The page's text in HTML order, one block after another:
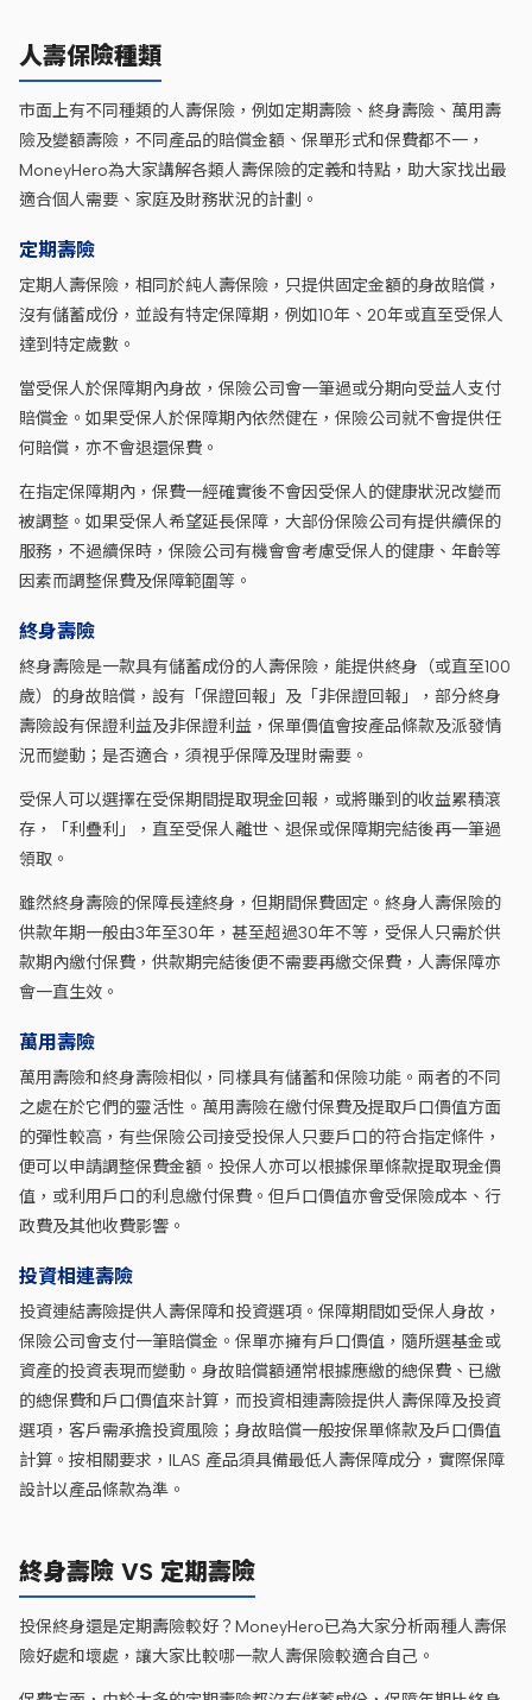
人壽保險種類
市面上有不同種類的人壽保險，例如定期壽險、終身壽險、萬用壽
險及變額壽險，不同產品的賠償金額、保單形式和保費都不一，
MoneyHero為大家講解各類人壽保險的定義和特點，助大家找出最
適合個人需要、家庭及財務狀況的計劃。
定期壽險
定期人壽保險，相同於純人壽保險，只提供固定金額的身故賠償，
沒有儲蓄成份，並設有特定保障期，例如10年、20年或直至受保人
達到特定歲數。
當受保人於保障期內身故，保險公司會一筆過或分期向受益人支付
賠償金。如果受保人於保障期內依然健在，保險公司就不會提供任
何賠償，亦不會退還保費。
在指定保障期內，保費一經確實後不會因受保人的健康狀況改變而
被調整。如果受保人希望延長保障，大部份保險公司有提供續保的
服務，不過續保時，保險公司有機會會考慮受保人的健康、年齡等
因素而調整保費及保障範圍等。
終身壽險
終身壽險是一款具有儲蓄成份的人壽保險，能提供終身（或直至100
歲）的身故賠償，設有「保證回報」及「非保證回報」，部分終身
壽險設有保證利益及非保證利益，保單價值會按產品條款及派發情
況而變動；是否適合，須視乎保障及理財需要。
受保人可以選擇在受保期間提取現金回報，或將賺到的收益累積滾
存，「利疊利」，直至受保人離世、退保或保障期完結後再一筆過
領取。
雖然終身壽險的保障長達終身，但期間保費固定。終身人壽保險的
供款年期一般由3年至30年，甚至超過30年不等，受保人只需於供
款期內繳付保費，供款期完結後便不需要再繳交保費，人壽保障亦
會一直生效。
萬用壽險
萬用壽險和終身壽險相似，同樣具有儲蓄和保險功能。兩者的不同
之處在於它們的靈活性。萬用壽險在繳付保費及提取戶口價值方面
的彈性較高，有些保險公司接受投保人只要戶口的符合指定條件，
便可以申請調整保費金額。投保人亦可以根據保單條款提取現金價
值，或利用戶口的利息繳付保費。但戶口價值亦會受保險成本、行
政費及其他收費影響。
投資相連壽險
投資連結壽險提供人壽保障和投資選項。保障期間如受保人身故，
保險公司會支付一筆賠償金。保單亦擁有戶口價值，隨所選基金或
資產的投資表現而變動。身故賠償額通常根據應繳的總保費、已繳
的總保費和戶口價值來計算，而投資相連壽險提供人壽保障及投資
選項，客戶需承擔投資風險；身故賠償一般按保單條款及戶口價值
計算。按相關要求，ILAS 產品須具備最低人壽保障成分，實際保障
設計以產品條款為準。
終身壽險 VS 定期壽險
投保終身還是定期壽險較好？MoneyHero已為大家分析兩種人壽保
險好處和壞處，讓大家比較哪一款人壽保險較適合自己。